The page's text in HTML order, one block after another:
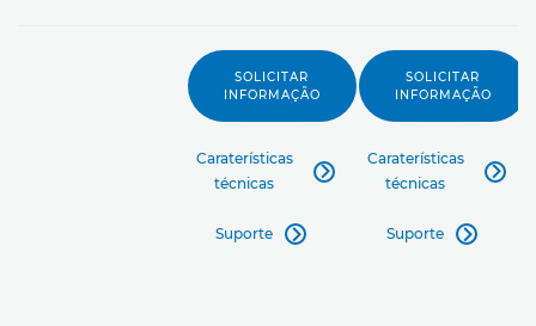
SOLICITAR
INFORMAÇÃO
Caraterísticas
técnicas

Suporte 
SOLICITAR
INFORMAÇÃO
Caraterísticas
técnicas

Suporte 